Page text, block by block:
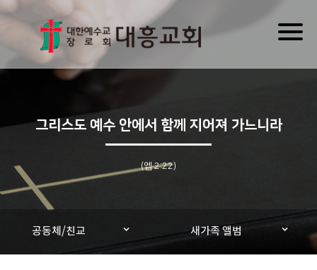
그리스도 예수 안에서 함께 지어져 가느니라
(엡 2:22)
공동체/친교 새가족 앨범